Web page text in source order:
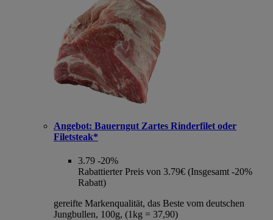
Angebot: Bauerngut Zartes Rinderfilet oder
Filetsteak*
3.79 -20%
Rabattierter Preis von 3.79€ (Insgesamt -20%
Rabatt)
gereifte Markenqualität, das Beste vom deutschen
Jungbullen, 100g, (1kg = 37,90)